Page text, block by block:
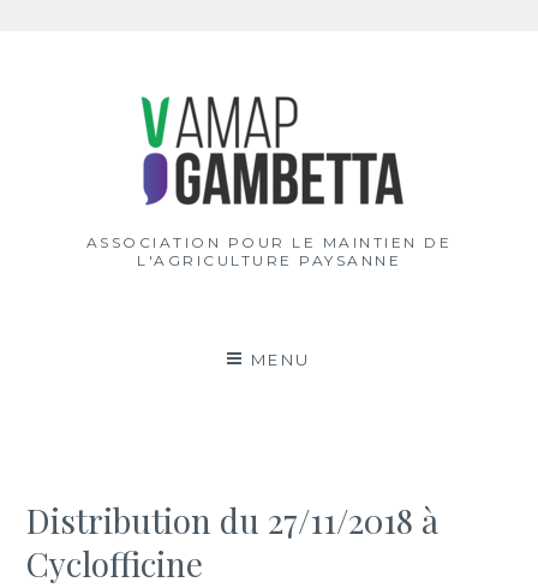
ASSOCIATION POUR LE MAINTIEN DE
L'AGRICULTURE PAYSANNE
MENU
Distribution du 27/11/2018 à
Cyclofficine